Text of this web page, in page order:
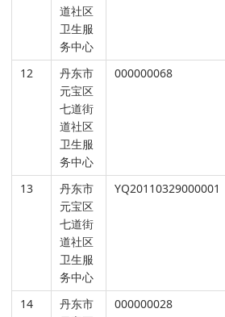
道社区
卫生服
务中心
12
丹东市
元宝区
七道街
道社区
卫生服
务中心
000000068
13
丹东市
元宝区
七道街
道社区
卫生服
务中心
YQ20110329000001
14
丹东市
000000028